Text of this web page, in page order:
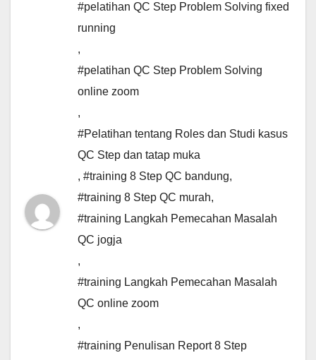
#pelatihan QC Step Problem Solving fixed
running
,
#pelatihan QC Step Problem Solving
online zoom
,
#Pelatihan tentang Roles dan Studi kasus
QC Step dan tatap muka
, #training 8 Step QC bandung,
#training 8 Step QC murah,
#training Langkah Pemecahan Masalah
QC jogja
,
#training Langkah Pemecahan Masalah
QC online zoom
,
#training Penulisan Report 8 Step